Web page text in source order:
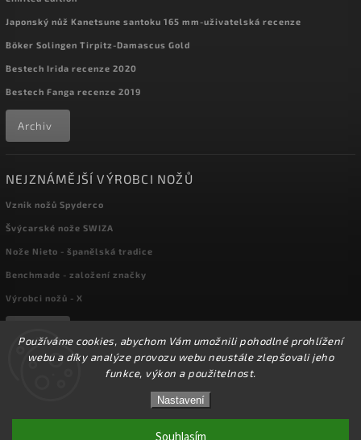
Používáme cookies, abychom Vám umožnili pohodlné prohlížení
webu a díky analýze provozu webu neustále zlepšovali jeho
funkce, výkon a použitelnost.
Nastavení
☀️Ve dnech 3-14.8 2026 máme zavřeno z důvodu
DOVOLENÉ. Eshop zůstává v provozu, objednávky
budeme zpracovávat v pondělí 17.8.2026. Děkujeme za
pochopení.☀️
Japonský nůž Kanetsune santoku 165 mm-uživatelská recenze
Böker Solingen Tirpitz-Damascus Gold
Bestech Irida recenze 2020
Bestech Fanga recenze 2019
Archiv
NEJZNÁMĚJŠÍ VÝROBCI NOŽŮ
Vznik nožů Spyderco
Švýcarské nože SWIZA
Nože Nieto - španělská tradice
Benchmade - založení značky
Výrobci nožů - X
kapesni-noze.cz
Upravit nastavení cookies